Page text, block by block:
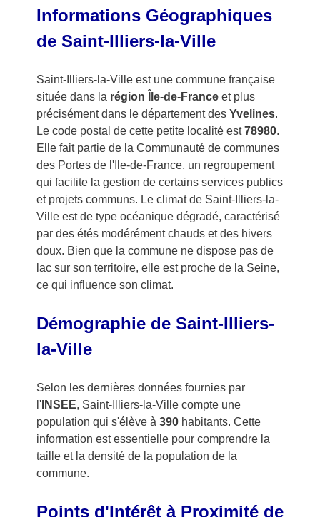
Informations Géographiques
de Saint-Illiers-la-Ville
Saint-Illiers-la-Ville est une commune française
située dans la région Île-de-Franceet plus
précisément dans le département des Yvelines.
Le code postal de cette petite localité est78980.
Elle fait partie de la Communauté de communes
des Portes de l'Ile-de-France, un regroupement
qui facilite la gestion de certains services publics
et projets communs. Le climat de Saint-Illiers-la-
Ville est de type océanique dégradé, caractérisé
par des étés modérément chauds et des hivers
doux. Bien que la commune ne dispose pas de
lac sur son territoire, elle est proche de la Seine,
ce qui influence son climat.
Démographie de Saint-Illiers-
la-Ville
Selon les dernières données fournies par
l'INSEE, Saint-Illiers-la-Ville compte une
population qui s'élève à 390habitants. Cette
information est essentielle pour comprendre la
taille et la densité de la population de la
commune.
Points d'Intérêt à Proximité de